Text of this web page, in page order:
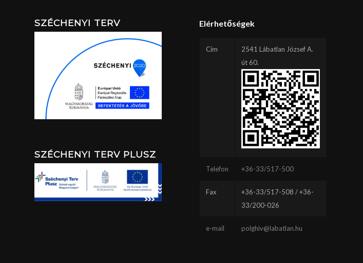
SZÉCHENYI TERV
SZÉCHENYI TERV PLUSZ
Elérhetőségek
Cím
2541 Lábatlan József A.
út 60.
Telefon +36-33/517-500
Fax
+36-33/517-508 / +36-
33/200-026
e-mail polghiv@labatlan.hu